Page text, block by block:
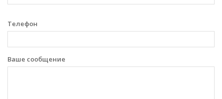
Телефон
Ваше сообщение